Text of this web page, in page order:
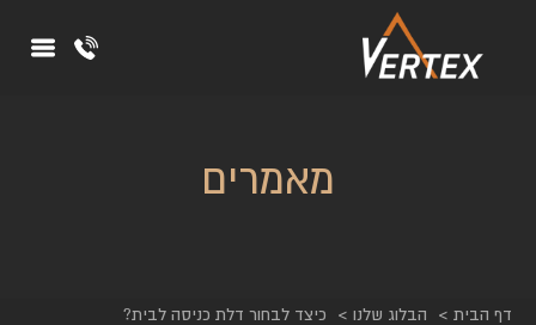
מאמרים
דף הבית הבלוג שלנו כיצד לבחור דלת כניסה לבית?